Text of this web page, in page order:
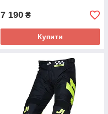
7 190 ₴
Купити